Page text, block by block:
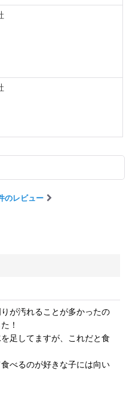
のレビュー
が汚れることが多かったの
！
足してますが、これだと食
べるのが好きな子には向い